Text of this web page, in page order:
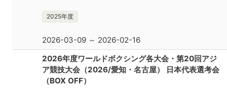
2025年度
2026-03-09 ～ 2026-02-16
2026年度ワールドボクシング各大会・第20回アジ
ア競技大会（2026/愛知・名古屋） 日本代表選考会
（BOX OFF）